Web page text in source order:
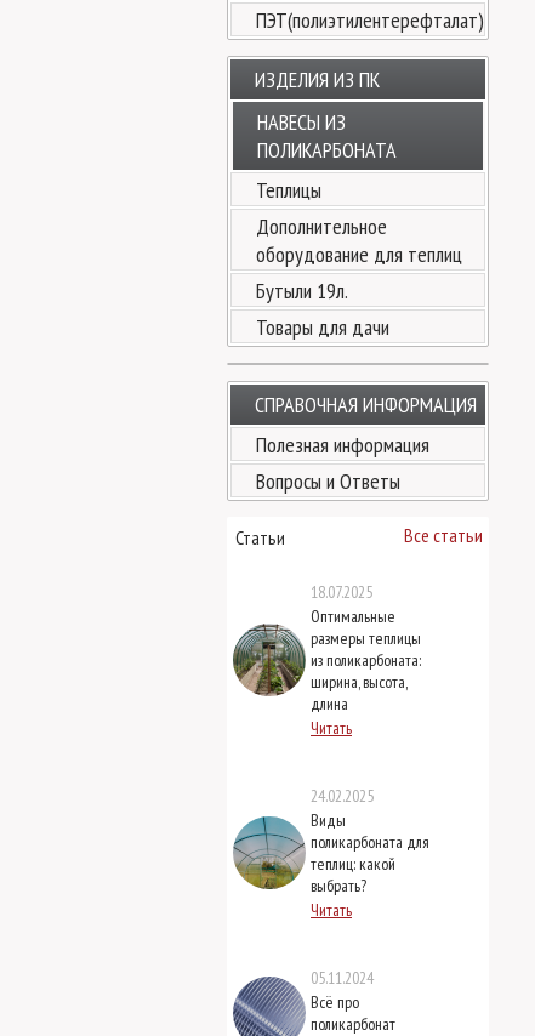
ПЭТ(полиэтилентерефталат)
ИЗДЕЛИЯ ИЗ ПК
НАВЕСЫ ИЗ
ПОЛИКАРБОНАТА
Теплицы
Дополнительное
оборудование для теплиц
Бутыли 19л.
Товары для дачи
СПРАВОЧНАЯ ИНФОРМАЦИЯ
Полезная информация
Вопросы и Ответы
Статьи Все статьи
18.07.2025
Оптимальные
размеры теплицы
из поликарбоната:
ширина, высота,
длина
Читать
24.02.2025
Виды
поликарбоната для
теплиц: какой
выбрать?
Читать
05.11.2024
Всё про
поликарбонат